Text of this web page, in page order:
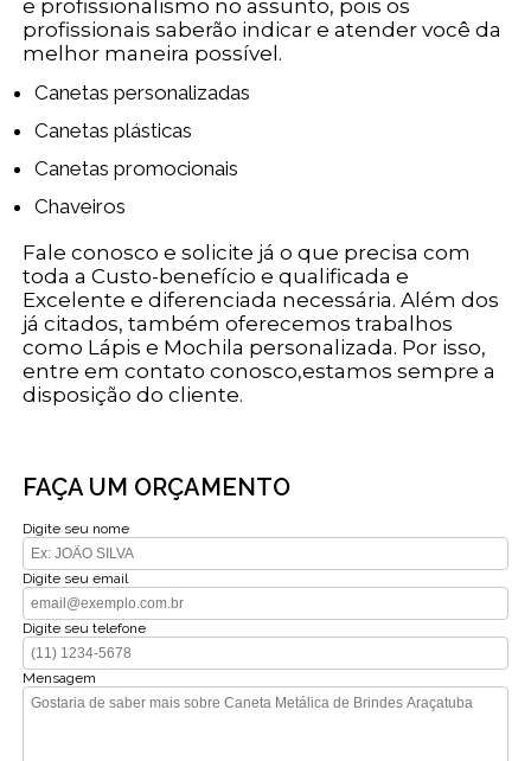
e profissionalismo no assunto, pois os
profissionais saberão indicar e atender você da
melhor maneira possível.
Canetas personalizadas
Canetas plásticas
Canetas promocionais
Chaveiros
Fale conosco e solicite já o que precisa com
toda a Custo-benefício e qualificada e
Excelente e diferenciada necessária. Além dos
já citados, também oferecemos trabalhos
como Lápis e Mochila personalizada. Por isso,
entre em contato conosco,estamos sempre a
disposição do cliente.
FAÇA UM ORÇAMENTO
Digite seu nome
Digite seu email
Digite seu telefone
Mensagem